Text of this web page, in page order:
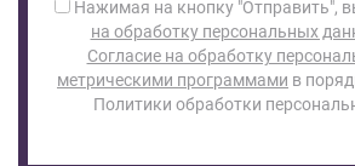
Нажимая на кнопку "Отправить",
на обработку персональных
Согласие на обработку
метрическими программами в
Политики обработки